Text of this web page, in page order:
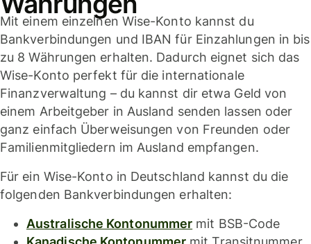
Mit einem einzelnen Wise-Konto kannst du
Bankverbindungen und IBAN für Einzahlungen in bis
zu 8 Währungen erhalten. Dadurch eignet sich das
Wise-Konto perfekt für die internationale
Finanzverwaltung – du kannst dir etwa Geld von
einem Arbeitgeber in Ausland senden lassen oder
ganz einfach Überweisungen von Freunden oder
Familienmitgliedern im Ausland empfangen.
Für ein Wise-Konto in Deutschland kannst du die
folgenden Bankverbindungen erhalten:
Australische Kontonummer mit BSB-Code